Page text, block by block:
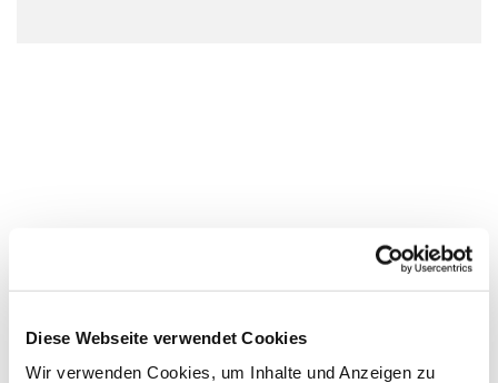
Diese Webseite verwendet Cookies
Wir verwenden Cookies, um Inhalte und Anzeigen zu